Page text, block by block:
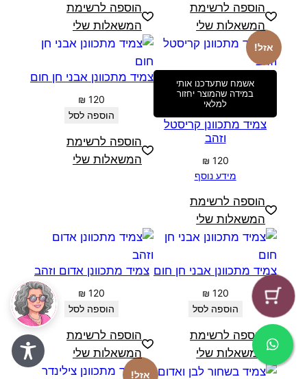
הוספה לרשימת
המשאלות שלי
הוספה לרשימת
המשאלות שלי
אזל!
אשמח שתעדכנו אותי
במידה שהמוצר יחזור
למלאי
צמיד מתכוונן קריסטל
וזהב
₪ 120
מידע נוסף
הוספה לרשימת
המשאלות שלי
צמיד מתכוונן אבני חן חום
₪ 120
הוספה לסל
הוספה לרשימת
המשאלות שלי
צמיד מתכוונן אבני חן חום
₪ 120
הוספה לסל
הוספה לרשימת
המשאלות שלי
צמיד מתכוונן אדום וזהב
₪ 120
הוספה לסל
הוספה לרשימת
המשאלות שלי
אזל!